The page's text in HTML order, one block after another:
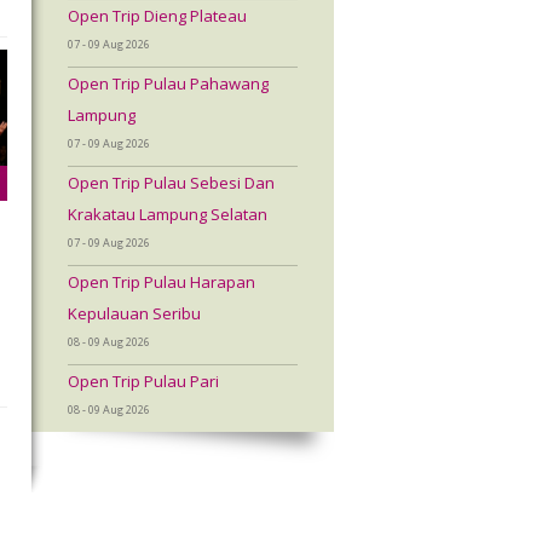
Open Trip Dieng Plateau
07 - 09 Aug 2026
Open Trip Pulau Pahawang
Lampung
07 - 09 Aug 2026
Open Trip Pulau Sebesi Dan
Krakatau Lampung Selatan
07 - 09 Aug 2026
Open Trip Pulau Harapan
Kepulauan Seribu
08 - 09 Aug 2026
Open Trip Pulau Pari
08 - 09 Aug 2026